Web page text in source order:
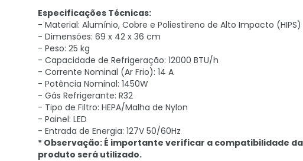
Especificações Técnicas:
- Material: Alumínio, Cobre e Poliestireno de Alto Impacto (HIPS)
- Dimensões: 69 x 42 x 36 cm
- Peso: 25 kg
- Capacidade de Refrigeração: 12000 BTU/h
- Corrente Nominal (Ar Frio): 14 A
- Potência Nominal: 1450W
- Gás Refrigerante: R32
- Tipo de Filtro: HEPA/Malha de Nylon
- Painel: LED
- Entrada de Energia: 127V 50/60Hz
* Observação: É importante verificar a compatibilidade
produto será utilizado.